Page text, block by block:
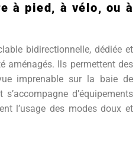
à pied, à vélo, ou à
bidirectionnelle, dédiée et
aménagés. Ils permettent des
imprenable sur la baie de
d’équipements
l’usage des modes doux et